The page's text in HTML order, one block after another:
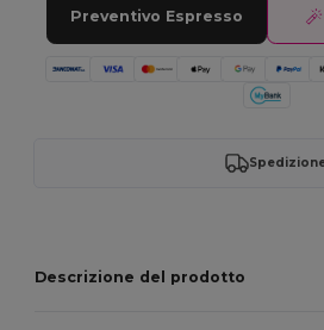
Preventivo Espresso
Descrizione del prodotto